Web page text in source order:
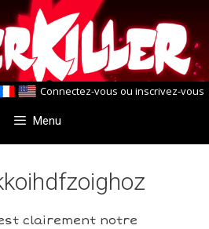
Connectez-vous ou inscrivez-vous
Menu
clairement notre